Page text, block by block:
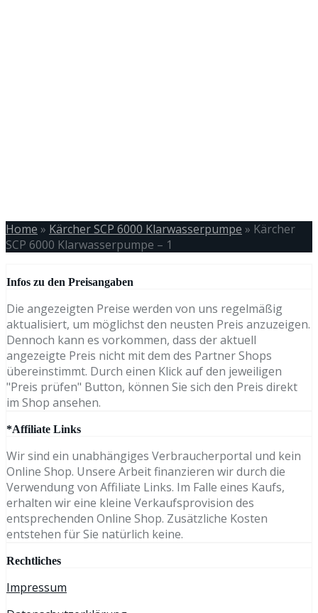
Home » Kärcher SCP 6000 Klarwasserpumpe » Kärcher
SCP 6000 Klarwasserpumpe – 1
Infos zu den Preisangaben
Die angezeigten Preise werden von uns regelmäßig
aktualisiert, um möglichst den neusten Preis anzuzeigen.
Dennoch kann es vorkommen, dass der aktuell
angezeigte Preis nicht mit dem des Partner Shops
übereinstimmt. Durch einen Klick auf den jeweiligen
"Preis prüfen" Button, können Sie sich den Preis direkt
im Shop ansehen.
*Affiliate Links
Wir sind ein unabhängiges Verbraucherportal und kein
Online Shop. Unsere Arbeit finanzieren wir durch die
Verwendung von Affiliate Links. Im Falle eines Kaufs,
erhalten wir eine kleine Verkaufsprovision des
entsprechenden Online Shop. Zusätzliche Kosten
entstehen für Sie natürlich keine.
Rechtliches
Impressum